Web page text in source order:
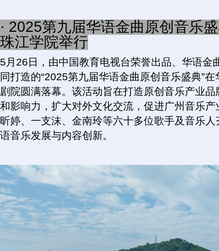
· 2025第九届华语金曲原创音乐
珠江学院举行
5月26日，由中国教育电视台荣誉出品、华语金
同打造的“2025第九届华语金曲原创音乐盛典”
剧院圆满落幕。该活动旨在打造原创音乐产业
和影响力，扩大对外文化交流，促进广州音乐
昕婷、一支沫、金南玲等六十多位歌手及音乐
语音乐发展与内容创新。